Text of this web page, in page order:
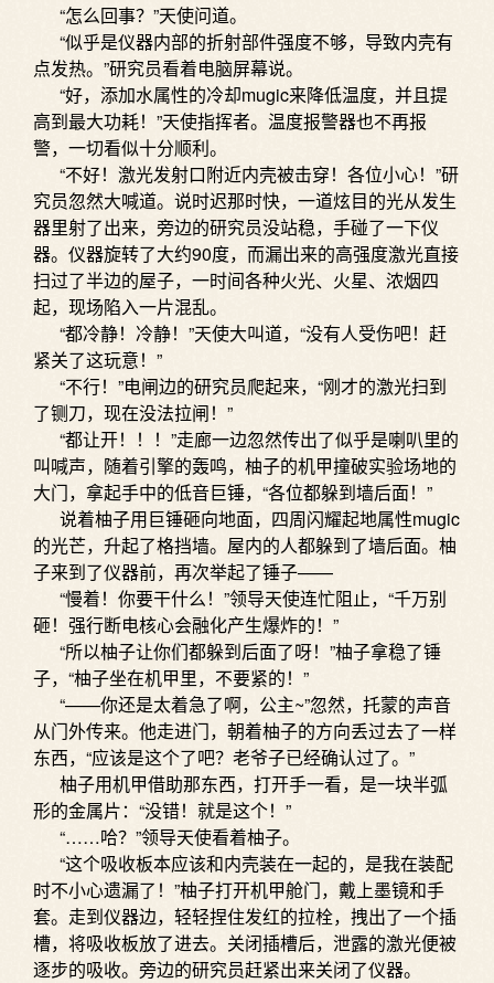
“怎么回事？”天使问道。
“似乎是仪器内部的折射部件强度不够，导致内壳有
点发热。”研究员看着电脑屏幕说。
“好，添加水属性的冷却mugic来降低温度，并且提
高到最大功耗！”天使指挥者。温度报警器也不再报
警，一切看似十分顺利。
“不好！激光发射口附近内壳被击穿！各位小心！”研
究员忽然大喊道。说时迟那时快，一道炫目的光从发生
器里射了出来，旁边的研究员没站稳，手碰了一下仪
器。仪器旋转了大约90度，而漏出来的高强度激光直接
扫过了半边的屋子，一时间各种火光、火星、浓烟四
起，现场陷入一片混乱。
“都冷静！冷静！”天使大叫道，“没有人受伤吧！赶
紧关了这玩意！”
“不行！”电闸边的研究员爬起来，“刚才的激光扫到
了铡刀，现在没法拉闸！”
“都让开！！！”走廊一边忽然传出了似乎是喇叭里的
叫喊声，随着引擎的轰鸣，柚子的机甲撞破实验场地的
大门，拿起手中的低音巨锤，“各位都躲到墙后面！”
说着柚子用巨锤砸向地面，四周闪耀起地属性mugic
的光芒，升起了格挡墙。屋内的人都躲到了墙后面。柚
子来到了仪器前，再次举起了锤子——
“慢着！你要干什么！”领导天使连忙阻止，“千万别
砸！强行断电核心会融化产生爆炸的！”
“所以柚子让你们都躲到后面了呀！”柚子拿稳了锤
子，“柚子坐在机甲里，不要紧的！”
“——你还是太着急了啊，公主~”忽然，托蒙的声音
从门外传来。他走进门，朝着柚子的方向丢过去了一样
东西，“应该是这个了吧？老爷子已经确认过了。”
柚子用机甲借助那东西，打开手一看，是一块半弧
形的金属片：“没错！就是这个！”
“……哈？”领导天使看着柚子。
“这个吸收板本应该和内壳装在一起的，是我在装配
时不小心遗漏了！”柚子打开机甲舱门，戴上墨镜和手
套。走到仪器边，轻轻捏住发红的拉栓，拽出了一个插
槽，将吸收板放了进去。关闭插槽后，泄露的激光便被
逐步的吸收。旁边的研究员赶紧出来关闭了仪器。